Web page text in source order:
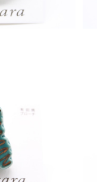
マスツリー 4